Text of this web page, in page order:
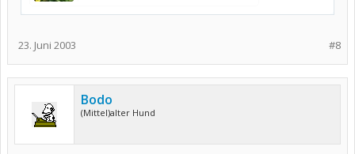
#8
23. Juni 2003
Bodo
(Mittel)alter Hund